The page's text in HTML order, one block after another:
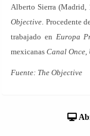
Alberto Sierra (Madrid,
Objective. Procedente
trabajado en Europa
mexicanas Canal Once,
Fuente: The Objective